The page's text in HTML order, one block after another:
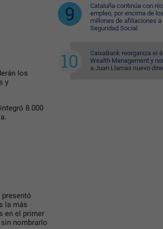
los
y
8.000
la más
en el primer
nombrarlo
Cataluña continúa con
empleo, por encima de
millones de afiliaciones a
Seguridad Social
CaixaBank reorganiza el
Wealth Management y
a Juan Llamas nuevo